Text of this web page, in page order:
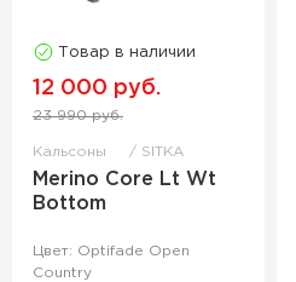
Товар в наличии
12 000 руб.
23 990 руб.
Кальсоны SITKA
Merino Core Lt Wt
Bottom
Цвет: Optifade Open
Country